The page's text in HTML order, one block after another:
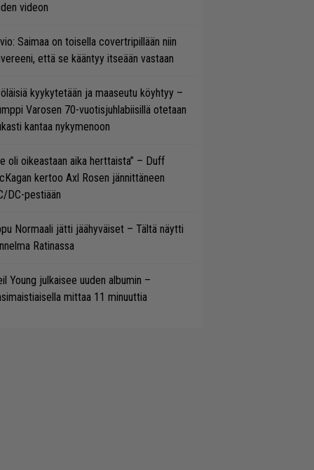
videon
Saimaa on toisella covertripillään niin
että se kääntyy itseään vastaan
kyykytetään ja maaseutu köyhtyy –
Varosen 70-vuotisjuhlabiisillä otetaan
kantaa nykymenoon
oli oikeastaan aika herttaista” – Duff
kertoo Axl Rosen jännittäneen
DC-pestiään
Normaali jätti jäähyväiset – Tältä näytti
Ratinassa
Young julkaisee uuden albumin –
mittaa 11 minuuttia